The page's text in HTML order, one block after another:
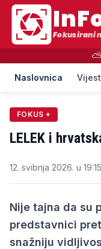
Fokusirani
Naslovnica
FOKUS +
LELEK i
12. svibnja 2026. u 19:15
Nije tajna da su
predstavnici
snažniju